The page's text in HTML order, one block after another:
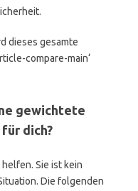
dieses gesamte
compare-main‘
gewichtete
dich?
Sie ist kein
Die folgenden